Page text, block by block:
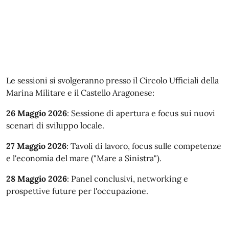
Le sessioni si svolgeranno presso il Circolo Ufficiali della
Marina Militare e il Castello Aragonese:
26 Maggio 2026: Sessione di apertura e focus sui nuovi
scenari di sviluppo locale.
27 Maggio 2026: Tavoli di lavoro, focus sulle competenze
e l'economia del mare ("Mare a Sinistra").
28 Maggio 2026: Panel conclusivi, networking e
prospettive future per l'occupazione.